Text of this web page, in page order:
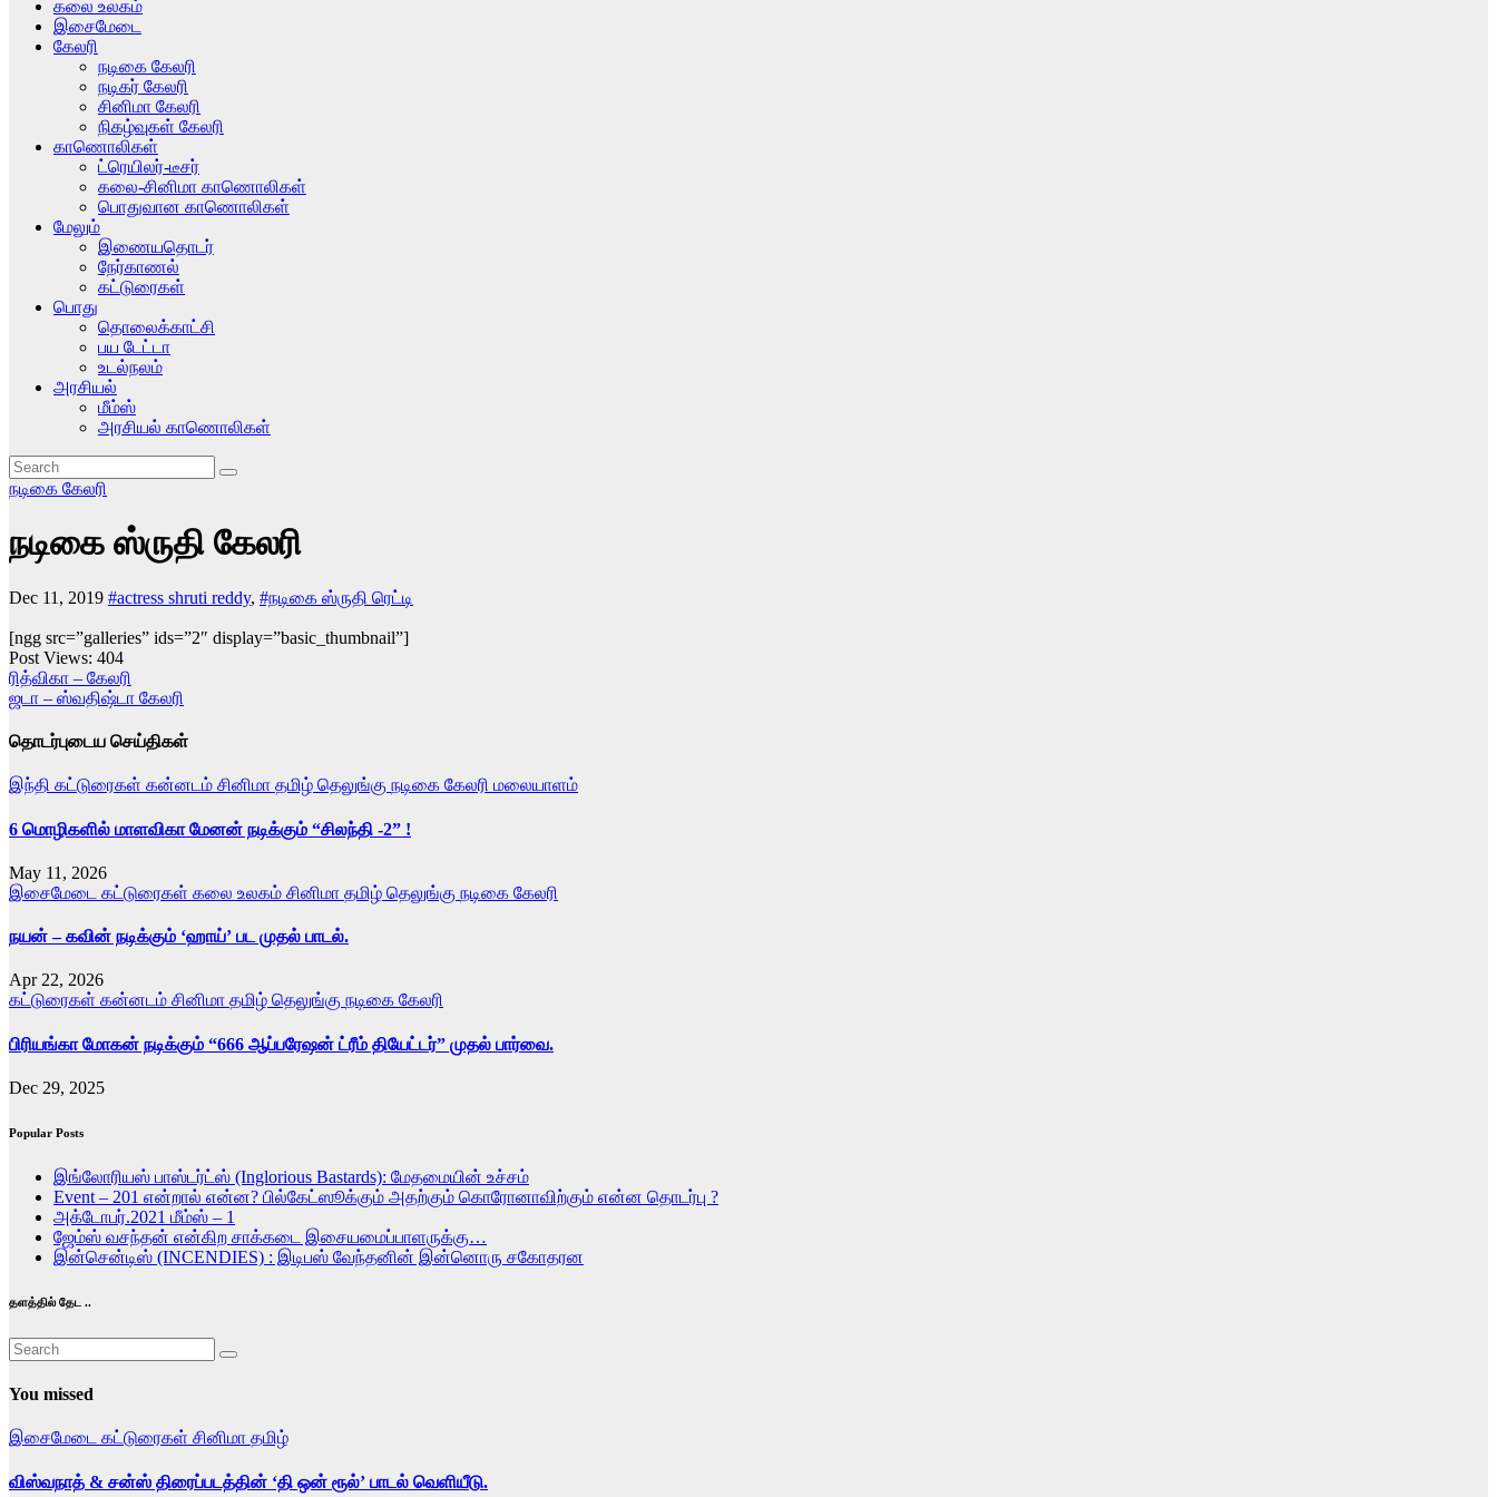
கலை உலகம்
இசைமேடை
கேலரி
நடிகை கேலரி
நடிகர் கேலரி
சினிமா கேலரி
நிகழ்வுகள் கேலரி
காணொலிகள்
ட்ரெயிலர்-டீசர்
கலை-சினிமா காணொலிகள்
பொதுவான காணொலிகள்
மேலும்
இணையதொடர்
நேர்காணல்
கட்டுரைகள்
பொது
தொலைக்காட்சி
பய டேட்டா
உடல்நலம்
அரசியல்
மீம்ஸ்
அரசியல் காணொலிகள்
நடிகை கேலரி
நடிகை ஸ்ருதி கேலரி
Dec 11, 2019 #actress shruti reddy, #நடிகை ஸ்ருதி ரெட்டி
[ngg src=”galleries” ids=”2″ display=”basic_thumbnail”]
Post Views: 404
Post
navigation
ரித்விகா – கேலரி
ஜடா – ஸ்வதிஷ்டா கேலரி
தொடர்புடைய செய்திகள்
இந்தி கட்டுரைகள் கன்னடம் சினிமா தமிழ் தெலுங்கு நடிகை கேலரி மலையாளம்
6 மொழிகளில் மாளவிகா மேனன் நடிக்கும் “சிலந்தி -2” !
May 11, 2026
இசைமேடை கட்டுரைகள் கலை உலகம் சினிமா தமிழ் தெலுங்கு நடிகை கேலரி
நயன் – கவின் நடிக்கும் ‘ஹாய்’ பட முதல் பாடல்.
Apr 22, 2026
கட்டுரைகள் கன்னடம் சினிமா தமிழ் தெலுங்கு நடிகை கேலரி
பிரியங்கா மோகன் நடிக்கும் “666 ஆப்பரேஷன் ட்ரீம் தியேட்டர்” முதல் பார்வை.
Dec 29, 2025
Popular Posts
இங்லோரியஸ் பாஸ்டர்ட்ஸ் (Inglorious Bastards): மேதமையின் உச்சம்
Event – 201 என்றால் என்ன? பில்கேட்ஸூக்கும் அதற்கும் கொரோனாவிற்கும் என்ன தொடர்பு ?
அக்டோபர்.2021 மீம்ஸ் – 1
ஜேம்ஸ் வசந்தன் என்கிற சாக்கடை இசையமைப்பாளருக்கு…
இன்சென்டிஸ் (INCENDIES) : இடிபஸ் வேந்தனின் இன்னொரு சகோதரன
தளத்தில் தேட ..
You missed
இசைமேடை கட்டுரைகள் சினிமா தமிழ்
விஸ்வநாத் & சன்ஸ் திரைப்படத்தின் ‘தி ஒன் ரூல்’ பாடல் வெளியீடு.